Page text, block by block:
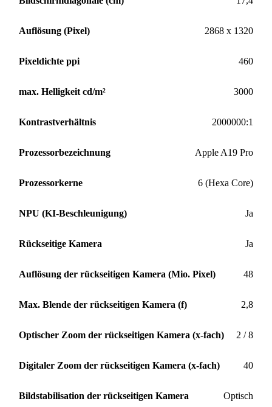
Auflösung (Pixel) 2868 x 1320
Pixeldichte ppi 460
max. Helligkeit cd/m² 3000
Kontrastverhältnis 2000000:1
Prozessorbezeichnung Apple A19 Pro
Prozessorkerne 6 (Hexa Core)
NPU (KI-Beschleunigung) Ja
Rückseitige Kamera Ja
Auflösung der rückseitigen Kamera (Mio. Pixel) 48
Max. Blende der rückseitigen Kamera (f) 2,8
Optischer Zoom der rückseitigen Kamera (x-fach) 2 / 8
Digitaler Zoom der rückseitigen Kamera (x-fach) 40
Bildstabilisation der rückseitigen Kamera Optisch